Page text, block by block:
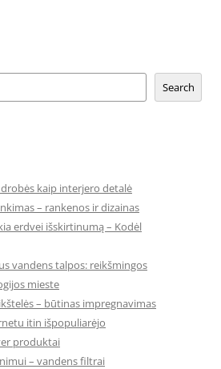
Search
kaip interjero detalė
– rankenos ir dizainas
erdvei išskirtinumą – Kodėl
vandens talpos: reikšmingos
mieste
– būtinas impregnavimas
itin išpopuliarėjo
produktai
– vandens filtrai